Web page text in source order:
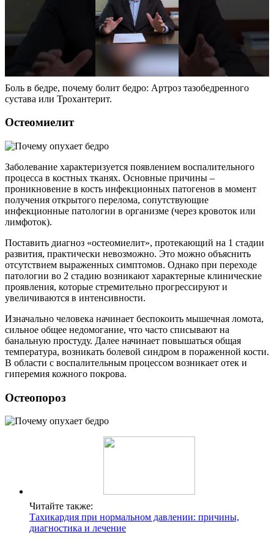
Боль в бедре, почему болит бедро: Артроз тазобедренного
сустава или Трохантерит.
Остеомиелит
Заболевание характеризуется появлением воспалительного
процесса в костных тканях. Основные причины –
проникновение в кость инфекционных патогенов в момент
получения открытого перелома, сопутствующие
инфекционные патологии в организме (через кровоток или
лимфоток).
Поставить диагноз «остеомиелит», протекающий на 1 стадии
развития, практически невозможно. Это можно объяснить
отсутствием выраженных симптомов. Однако при переходе
патологии во 2 стадию возникают характерные клинические
проявления, которые стремительно прогрессируют и
увеличиваются в интенсивности.
Изначально человека начинает беспокоить мышечная ломота,
сильное общее недомогание, что часто списывают на
банальную простуду. Далее начинает повышаться общая
температура, возникать болевой синдром в пораженной кости.
В области с воспалительным процессом возникает отек и
гиперемия кожного покрова.
Остеопороз
Читайте также:
Тахикардия при нормальном давлении: причины,
диагностика и лечение